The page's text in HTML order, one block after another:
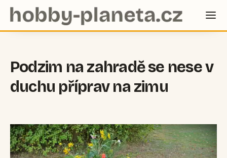
Podzim na zahradě se nese v
duchu příprav na zimu